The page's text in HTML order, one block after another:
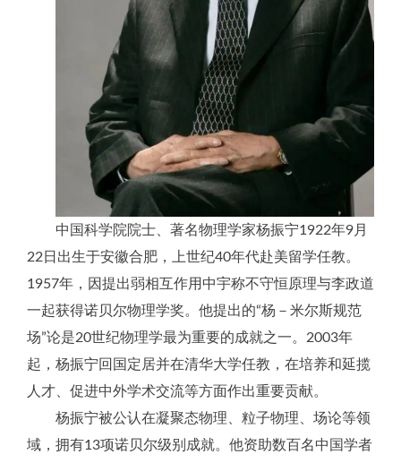
中国科学院院士、著名物理学家杨振宁1922年9月
22日出生于安徽合肥，上世纪40年代赴美留学任教。
1957年，因提出弱相互作用中宇称不守恒原理与李政道
一起获得诺贝尔物理学奖。他提出的“杨－米尔斯规范
场”论是20世纪物理学最为重要的成就之一。2003年
起，杨振宁回国定居并在清华大学任教，在培养和延揽
人才、促进中外学术交流等方面作出重要贡献。
杨振宁被公认在凝聚态物理、粒子物理、场论等领
域，拥有13项诺贝尔级别成就。他资助数百名中国学者